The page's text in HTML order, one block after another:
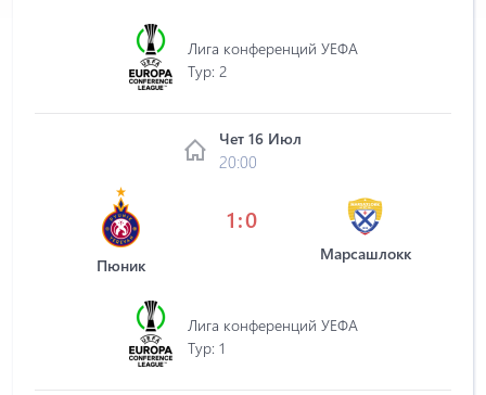
Лига конференций УЕФА
Tур: 2
Чет 16 Июл
20:00
Пюник
1:0
Марсашлокк
Лига конференций УЕФА
Tур: 1